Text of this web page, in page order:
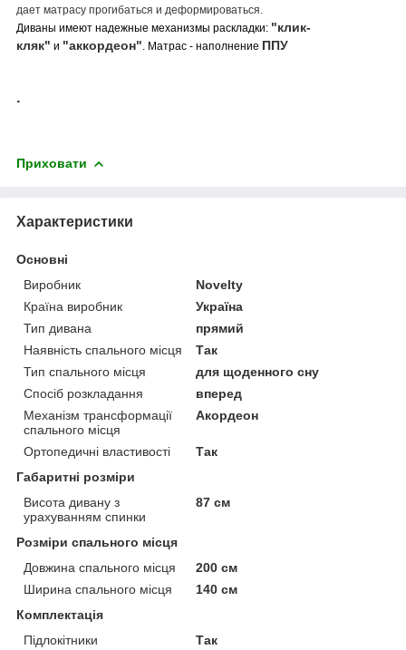
дает матрасу прогибаться и деформироваться.
Диваны имеют надежные механизмы раскладки: "клик-
кляк" и "аккордеон". Матрас - наполнение ППУ
.
Приховати
Характеристики
Основні
Виробник
Novelty
Країна виробник
Україна
Тип дивана
прямий
Наявність спального місця
Так
Тип спального місця
для щоденного сну
Спосіб розкладання
вперед
Механізм трансформації
спального місця
Акордеон
Ортопедичні властивості
Так
Габаритні розміри
Висота дивану з
урахуванням спинки
87 см
Розміри спального місця
Довжина спального місця
200 см
Ширина спального місця
140 см
Комплектація
Підлокітники
Так